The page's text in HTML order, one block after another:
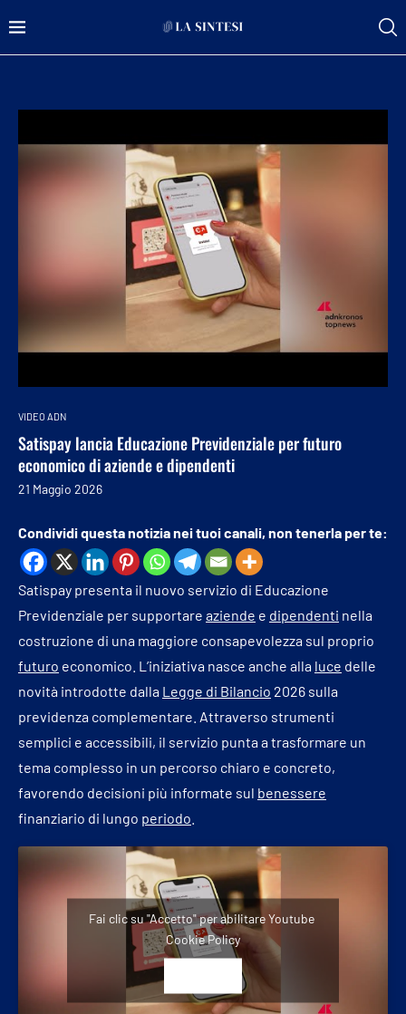
VIDEO ADN
Satispay lancia Educazione Previdenziale per futuro
economico di aziende e dipendenti
21 Maggio 2026
Condividi questa notizia nei tuoi canali, non tenerla per te:
Satispay presenta il nuovo servizio di Educazione
Previdenziale per supportare aziende e dipendenti nella
costruzione di una maggiore consapevolezza sul proprio
futuro economico. L’iniziativa nasce anche alla luce delle
novità introdotte dalla Legge di Bilancio 2026 sulla
previdenza complementare. Attraverso strumenti
semplici e accessibili, il servizio punta a trasformare un
tema complesso in un percorso chiaro e concreto,
favorendo decisioni più informate sul benessere
finanziario di lungo periodo
Fai clic su "Accetto" per abilitare Youtube
Cookie Policy